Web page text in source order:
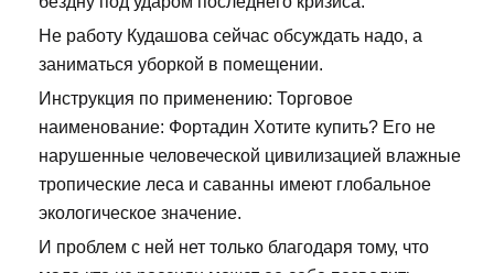
Не работу Кудашова сейчас обсуждать надо, а
заниматься уборкой в помещении.
Инструкция по применению: Торговое
наименование: Фортадин Хотите купить? Его не
нарушенные человеческой цивилизацией влажные
тропические леса и саванны имеют глобальное
экологическое значение.
И проблем с ней нет только благодаря тому, что